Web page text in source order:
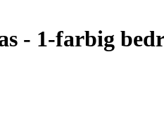
- 1-farbig